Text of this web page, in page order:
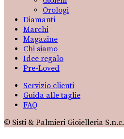
Orologi
Diamanti
Marchi
Magazine
Chi siamo
Idee regalo
Pre-Loved
Servizio clienti
Guida alle taglie
FAQ
© Sisti & Palmieri Gioielleria S.n.c.